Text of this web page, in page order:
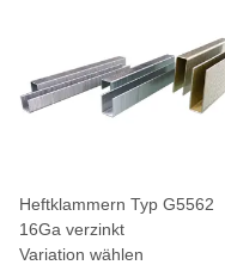
Heftklammern Typ G5562
16Ga verzinkt
Variation wählen